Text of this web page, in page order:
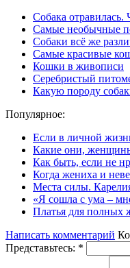
Собака отравилась.
Самые необычные
Собаки всё же
Самые красивые
Кошки в живописи
Серебристый
Какую породу
Популярное:
Если в личной
Какие они,
Как быть, если не
Когда жениха и
Места силы.
«Я сошла с ума –
Платья для
Написать комментарий
Представьтесь: *